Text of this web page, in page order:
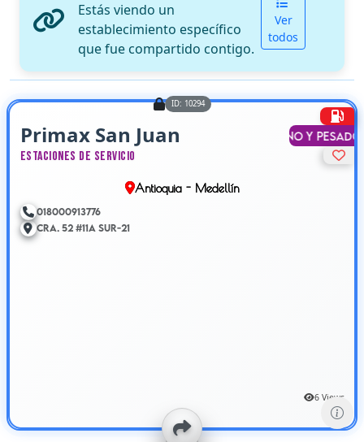
Estás viendo un
establecimiento específico
que fue compartido contigo.
Ver
todos
ID: 10294
Liviano y Pesado
Primax San Juan
Estaciones de Servicio
Antioquia - Medellín
018000913776
Cra. 52 #11A Sur-21
6 Views